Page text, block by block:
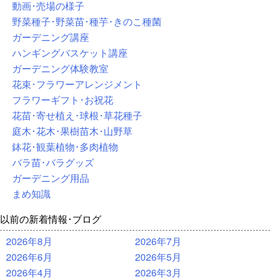
動画･売場の様子
野菜種子･野菜苗･種芋･きのこ種菌
ガーデニング講座
ハンギングバスケット講座
ガーデニング体験教室
花束･フラワーアレンジメント
フラワーギフト･お祝花
花苗･寄せ植え･球根･草花種子
庭木･花木･果樹苗木･山野草
鉢花･観葉植物･多肉植物
バラ苗･バラグッズ
ガーデニング用品
まめ知識
以前の新着情報･ブログ
2026年8月
2026年7月
2026年6月
2026年5月
2026年4月
2026年3月